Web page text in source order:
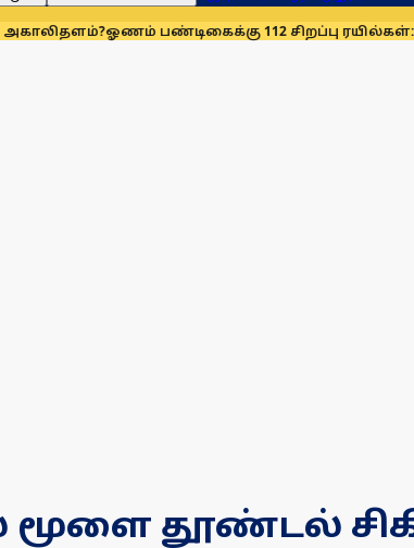
ஓணம் பண்டிகைக்கு 112 சிறப்பு ரயில்கள்: ஆக. 14-
மூளை தூண்டல்